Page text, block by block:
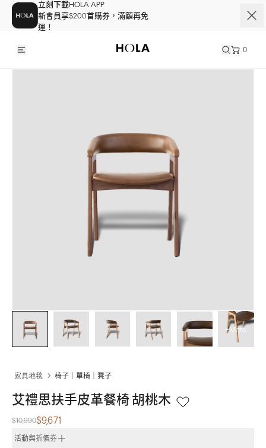
立刻下載HOLA APP
新會員享$200首購券，滿額再免
運！
0
+More
家具地毯 椅子｜單椅｜凳子
艾禮思扶手皮革餐椅 胡桃木
$10,990$9,671
活動與折價券